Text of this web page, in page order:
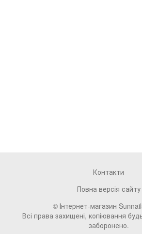
Контакти
Повна версія сайту
© Інтернет-магазин
Всі права захищені, копіювання
заборонено.